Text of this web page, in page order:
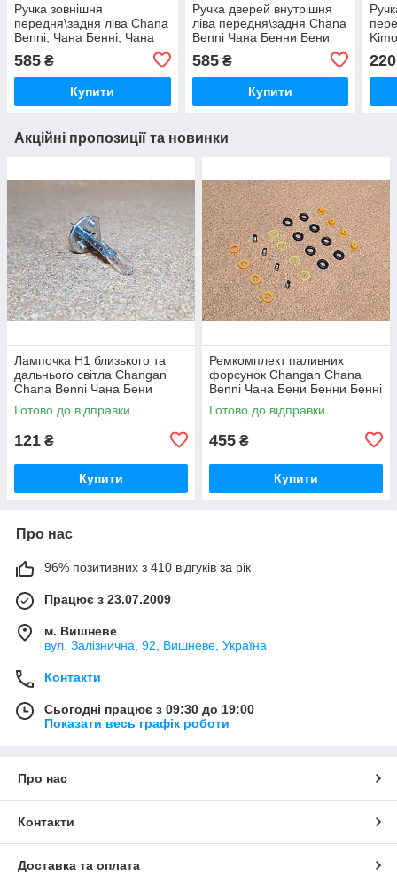
Ручка зовнішня
передня\задня ліва Chana
Benni, Чана Бенні, Чана
585 ₴
Купити
Ручка дверей внутрішня
ліва передня\задня Chana
Benni Чана Бенни Бени
585₴
Купити
220
Акційні пропозиції та новинки
Лампочка Н1 близького та
дальнього світла Changan
Chana Benni Чана Бени
Бенни Бенні Бені
Готово до відправки
121 ₴
Купити
Ремкомплект паливних
форсунок Changan Chana
Benni Чана Бени Бенни Бенні
Бені
Готово до відправки
455 ₴
Купити
Про нас
96% позитивних з 410 відгуків за рік
Працює з 23.07.2009
м. Вишневе
вул. Залізнична, 92, Вишневе, Україна
Контакти
Сьогодні працює з 09:30 до 19:00
Показати весь графік роботи
Про нас
Контакти
Доставка та оплата